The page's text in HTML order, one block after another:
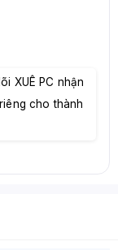
XUÊ PC nhận
cho thành